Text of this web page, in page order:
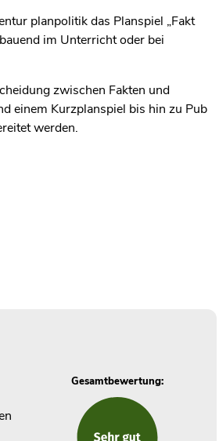
planpolitik das Planspiel „Fakt
im Unterricht oder bei
zwischen Fakten und
einem Kurzplanspiel bis hin zu Pub
werden.
Gesamtbewertung: